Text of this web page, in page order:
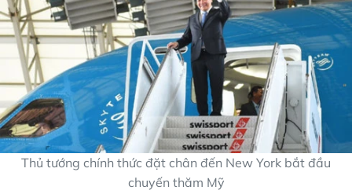
Thủ tướng chính thức đặt chân đến New York bắt đầu
chuyến thăm Mỹ